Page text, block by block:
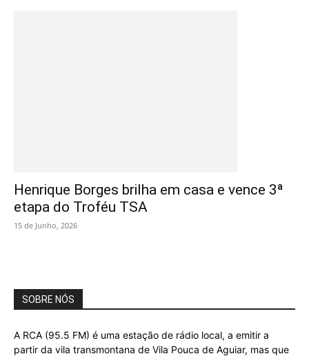
Henrique Borges brilha em casa e vence 3ª
etapa do Troféu TSA
15 de Junho, 2026
SOBRE NÓS
A RCA (95.5 FM) é uma estação de rádio local, a emitir a
partir da vila transmontana de Vila Pouca de Aguiar, mas que